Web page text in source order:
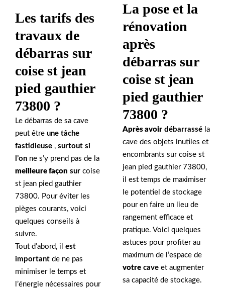
Les tarifs des
travaux de
débarras sur
coise st jean
pied gauthier
73800 ?
Le débarras de sa cave
peut être une tâche
fastidieuse , surtout si
l’on ne s’y prend pas de la
meilleure façon sur coise
st jean pied gauthier
73800. Pour éviter les
pièges courants, voici
quelques conseils à
suivre.
Tout d’abord, il est
important de ne pas
minimiser le temps et
l’énergie nécessaires pour
La pose et la
rénovation
après
débarras sur
coise st jean
pied gauthier
73800 ?
Après avoir débarrassé la
cave des objets inutiles et
encombrants sur coise st
jean pied gauthier 73800,
il est temps de maximiser
le potentiel de stockage
pour en faire un lieu de
rangement efficace et
pratique. Voici quelques
astuces pour profiter au
maximum de l’espace de
votre cave et augmenter
sa capacité de stockage.